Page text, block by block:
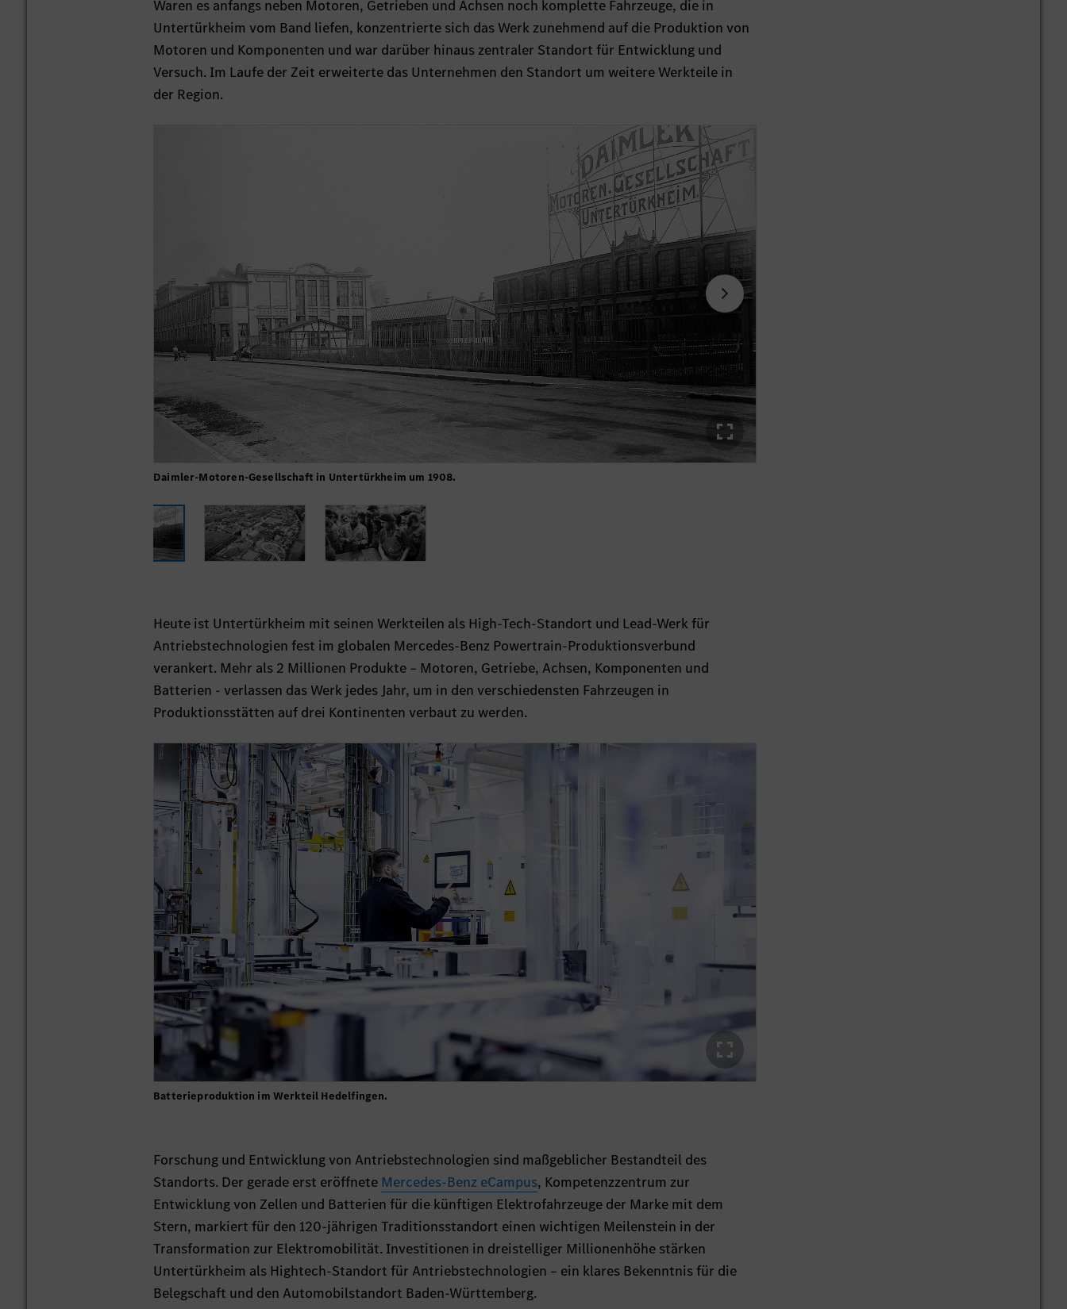
Waren es anfangs neben Motoren, Getrieben und Achsen noch komplette Fahrzeuge, die in
Untertürkheim vom Band liefen, konzentrierte sich das Werk zunehmend auf die Produktion von
Motoren und Komponenten und war darüber hinaus zentraler Standort für Entwicklung und
Versuch. Im Laufe der Zeit erweiterte das Unternehmen den Standort um weitere Werkteile in
der Region.
Daimler-Motoren-Gesellschaft in Untertürkheim um 1908.
Heute ist Untertürkheim mit seinen Werkteilen als High-Tech-Standort und Lead-Werk für
Antriebstechnologien fest im globalen Mercedes-Benz Powertrain-Produktionsverbund
verankert. Mehr als 2 Millionen Produkte – Motoren, Getriebe, Achsen, Komponenten und
Batterien - verlassen das Werk jedes Jahr, um in den verschiedensten Fahrzeugen in
Produktionsstätten auf drei Kontinenten verbaut zu werden.
Batterieproduktion im Werkteil Hedelfingen.
Forschung und Entwicklung von Antriebstechnologien sind maßgeblicher Bestandteil des
Standorts. Der gerade erst eröffnete Mercedes-Benz eCampus, Kompetenzzentrum zur
Entwicklung von Zellen und Batterien für die künftigen Elektrofahrzeuge der Marke mit dem
Stern, markiert für den 120-jährigen Traditionsstandort einen wichtigen Meilenstein in der
Transformation zur Elektromobilität. Investitionen in dreistelliger Millionenhöhe stärken
Untertürkheim als Hightech-Standort für Antriebstechnologien – ein klares Bekenntnis für die
Belegschaft und den Automobilstandort Baden-Württemberg.